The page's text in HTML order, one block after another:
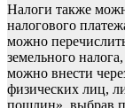
Налоги также
налогового
можно
земельного
можно внести
физических лиц,
пошлин», выбрав